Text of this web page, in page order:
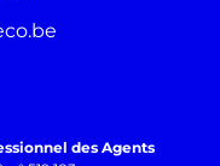
des Agents